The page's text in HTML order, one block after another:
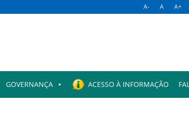
A- A A+
GOVERNANÇA ACESSO À INFORMAÇÃO